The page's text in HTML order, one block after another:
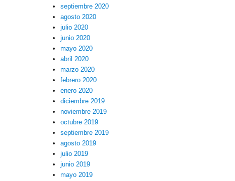
septiembre 2020
agosto 2020
julio 2020
junio 2020
mayo 2020
abril 2020
marzo 2020
febrero 2020
enero 2020
diciembre 2019
noviembre 2019
octubre 2019
septiembre 2019
agosto 2019
julio 2019
junio 2019
mayo 2019